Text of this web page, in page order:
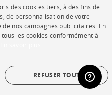
FRENCH
ENGLISH
SPANISH
des cookies tiers, à des fins de
de personnalisation de votre
nos campagnes publicitaires. En
les cookies conformément à
REFUSER TOUT